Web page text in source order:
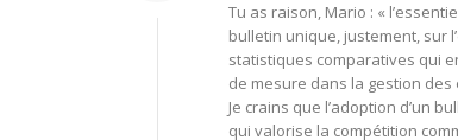
Tu as raison, Mario : «
bulletin unique, justement, sur
statistiques comparatives qui
de mesure dans la gestion des
Je crains que l’adoption d’un
qui valorise la compétition